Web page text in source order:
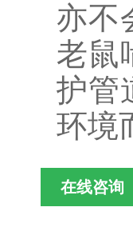
亦不
老鼠
护管
环境
在线咨询